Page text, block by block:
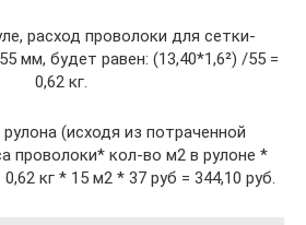
расход проволоки для сетки-
мм, будет равен: (13,40*1,6²) /55 =
0,62 кг.
(исходя из потраченной
проволоки* кол-во м2 в рулоне *
кг * 15 м2 * 37 руб = 344,10 руб.